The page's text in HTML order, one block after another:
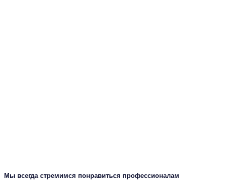
Мы всегда стремимся понравиться профессионалам